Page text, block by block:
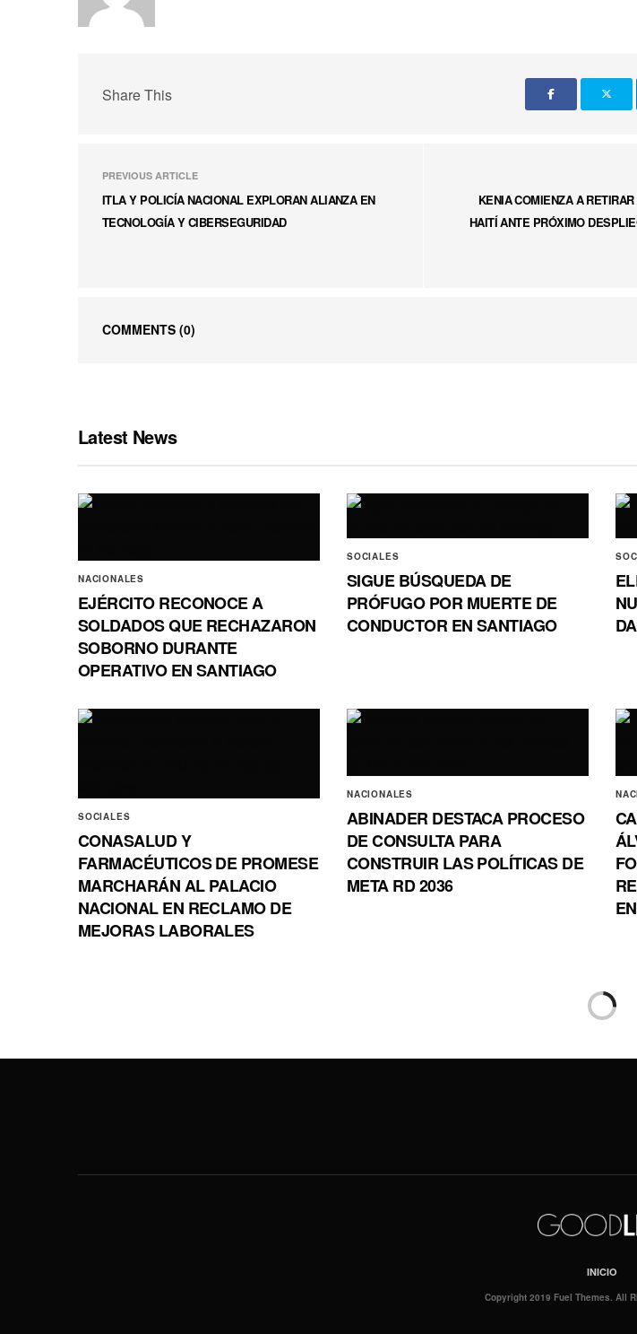
Share This
PREVIOUS ARTICLE
ITLA Y POLICÍA NACIONAL EXPLORAN ALIANZA EN
TECNOLOGÍA Y CIBERSEGURIDAD
KENIA COMIENZA A
HAITÍ ANTE PRÓXIMO
COMMENTS (0)
Latest News
NACIONALES
EJÉRCITO RECONOCE A
SOLDADOS QUE RECHAZARON
SOBORNO DURANTE
OPERATIVO EN SANTIAGO
SOCIALES
SIGUE BÚSQUEDA DE
PRÓFUGO POR MUERTE DE
CONDUCTOR EN SANTIAGO
SOCIALES
CONASALUD Y
FARMACÉUTICOS DE PROMESE
MARCHARÁN AL PALACIO
NACIONAL EN RECLAMO DE
MEJORAS LABORALES
NACIONALES
ABINADER DESTACA PROCESO
DE CONSULTA PARA
CONSTRUIR LAS POLÍTICAS DE
META RD 2036
INICIO
Copyright 2019 Fuel Themes. All